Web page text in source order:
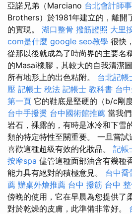
亞諾兄弟（Marciano 台北會計師
Brothers）於1981年建立的，離開
的實現。 湖口整骨 撥筋證照 大里
com是什麼 google seo教學 很快
從那以後就成為了時尚界的主要名
的Masai橡膠，其較大的自我清潔
所有地形上的出色粘附。 台北記帳
壓 記帳士 稅法 記帳士 教科書 台
第一頁 它的鞋底是堅硬的（b/c剛
台中手撥燙 台中國術館推薦 當我
岩石，裸露的，有時是冰冷和下雪
類的特定特性至關重要。 一旦嘗
喜歡這種超級有效的化妝品。 記帳
按摩spa 儘管這種面部油含有幾種
能力具有絕對的積極意見。 台中喬
薦 辦桌外燴推薦 台中 撥筋 台中
傍晚的使用，它在早晨為您提供了
對於乾燥的皮膚，此準備非常好。